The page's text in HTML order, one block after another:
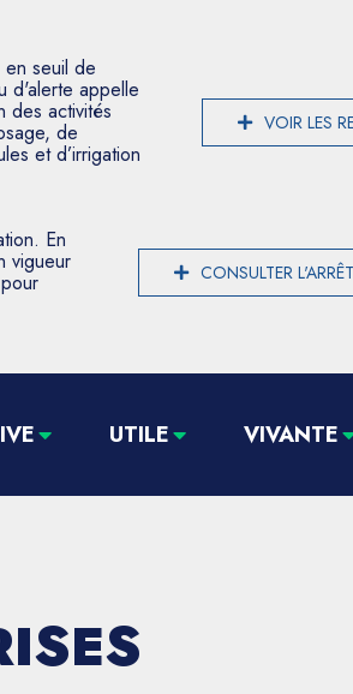
seuil de
d'alerte appelle
des activités
de
et d’irrigation
VOIR LES
En
vigueur CONSULTER
UTILE VIVANTE